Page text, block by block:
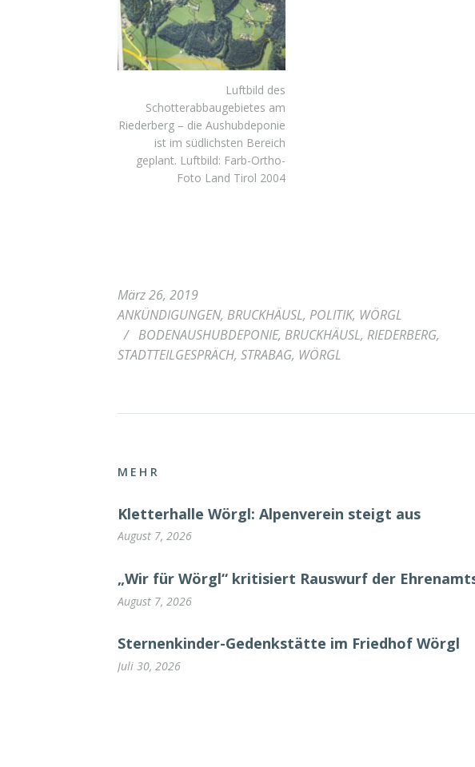
Luftbild des
Schotterabbaugebietes am
Riederberg – die Aushubdeponie
ist im südlichsten Bereich
geplant. Luftbild: Farb-Ortho-
Foto Land Tirol 2004
März 26, 2019
ANKÜNDIGUNGEN, BRUCKHÄUSL, POLITIK, WÖRGL
/ BODENAUSHUBDEPONIE, BRUCKHÄUSL, RIEDERBERG,
STADTTEILGESPRÄCH, STRABAG, WÖRGL
MEHR
Kletterhalle Wörgl: Alpenverein steigt aus
August 7, 2026
„Wir für Wörgl“ kritisiert Rauswurf der
August 7, 2026
Sternenkinder-Gedenkstätte im Friedhof Wörgl
Juli 30, 2026